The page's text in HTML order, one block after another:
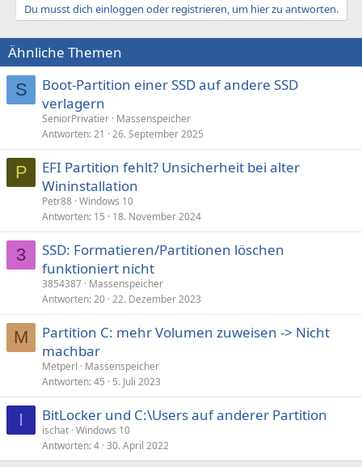
Du musst dich einloggen oder registrieren, um hier zu antworten.
Ähnliche Themen
S
Boot-Partition einer SSD auf andere SSD
verlagern
SeniorPrivatier Massenspeicher
Antworten 21 26. September 2025
P
EFI Partition fehlt? Unsicherheit bei alter
Wininstallation
Petr88 Windows 10
Antworten 15 18. November 2024
3
SSD: Formatieren/Partitionen löschen
funktioniert nicht
3854387 Massenspeicher
Antworten 20 22. Dezember 2023
M
Partition C: mehr Volumen zuweisen -> Nicht
machbar
Metperl
Massenspeicher
Antworten 45 5. Juli 2023
I BitLocker und C:\Users auf anderer Partition
ischat Windows 10
Antworten 4 30. April 2022